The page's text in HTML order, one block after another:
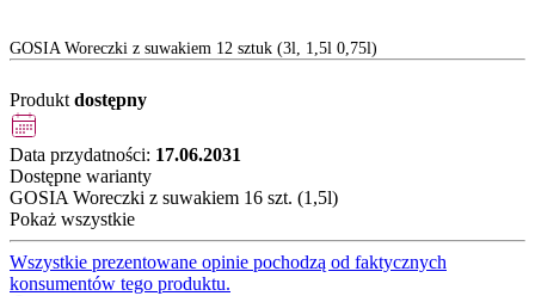
GOSIA Woreczki z suwakiem 12 sztuk (3l, 1,5l 0,75l)
Produkt dostępny
Data przydatności: 17.06.2031
Dostępne warianty
GOSIA Woreczki z suwakiem 16 szt. (1,5l)
Pokaż wszystkie
Wszystkie prezentowane opinie pochodzą od faktycznych
konsumentów tego produktu.